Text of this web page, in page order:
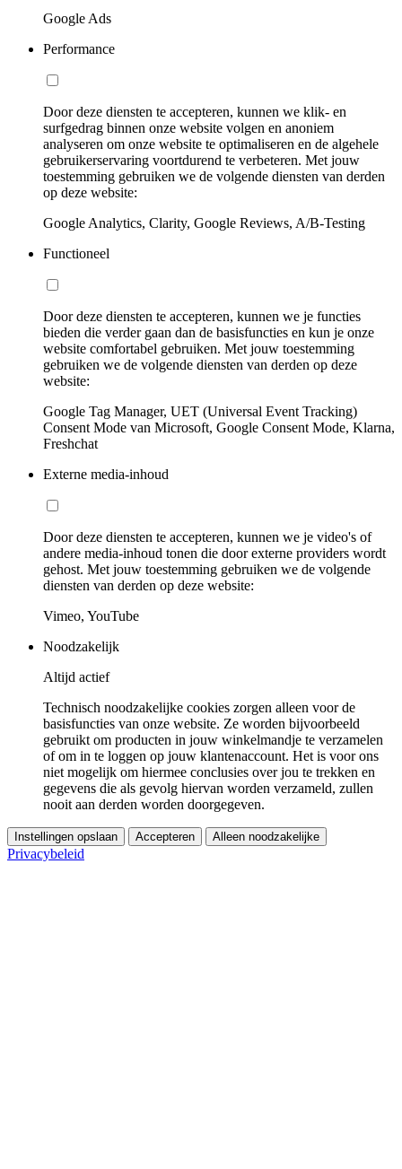
Google Ads
Performance
Door deze diensten te accepteren, kunnen we klik- en
surfgedrag binnen onze website volgen en anoniem
analyseren om onze website te optimaliseren en de algehele
gebruikerservaring voortdurend te verbeteren. Met jouw
toestemming gebruiken we de volgende diensten van derden
op deze website:
Google Analytics, Clarity, Google Reviews, A/B-Testing
Functioneel
Door deze diensten te accepteren, kunnen we je functies
bieden die verder gaan dan de basisfuncties en kun je onze
website comfortabel gebruiken. Met jouw toestemming
gebruiken we de volgende diensten van derden op deze
website:
Google Tag Manager, UET (Universal Event Tracking)
Consent Mode van Microsoft, Google Consent Mode, Klarna,
Freshchat
Externe media-inhoud
Door deze diensten te accepteren, kunnen we je video's of
andere media-inhoud tonen die door externe providers wordt
gehost. Met jouw toestemming gebruiken we de volgende
diensten van derden op deze website:
Vimeo, YouTube
Noodzakelijk
Altijd actief
Technisch noodzakelijke cookies zorgen alleen voor de
basisfuncties van onze website. Ze worden bijvoorbeeld
gebruikt om producten in jouw winkelmandje te verzamelen
of om in te loggen op jouw klantenaccount. Het is voor ons
niet mogelijk om hiermee conclusies over jou te trekken en
gegevens die als gevolg hiervan worden verzameld, zullen
nooit aan derden worden doorgegeven.
Instellingen opslaan Accepteren Alleen noodzakelijke
Privacybeleid